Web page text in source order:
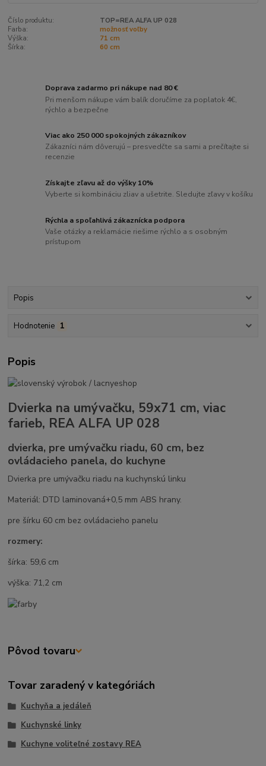
Číslo produktu:
TOP=REA ALFA UP 028
Farba:
možnosť voľby
Výška:
71 cm
Šírka:
60 cm
Doprava zadarmo pri nákupe nad 80 €
Pri menšom nákupe vám balík doručíme za poplatok 4€,
rýchlo a bezpečne
Viac ako 250 000 spokojných zákazníkov
Zákazníci nám dôverujú – presvedčte sa sami a prečítajte si
recenzie
Získajte zľavu až do výšky 10%
Vyberte si kombináciu zliav a ušetrite. Sledujte zľavy v košíku
Rýchla a spoľahlivá zákaznícka podpora
Vaše otázky a reklamácie riešime rýchlo a s osobným
prístupom
Popis
Hodnotenie 1
Popis
Dvierka na umývačku, 59x71 cm, viac
farieb, REA ALFA UP 028
dvierka, pre umývačku riadu, 60 cm, bez
ovládacieho panela, do kuchyne
Dvierka pre umývačku riadu na kuchynskú linku
Materiál: DTD laminovaná+0,5 mm ABS hrany.
pre šírku 60 cm bez ovládacieho panelu
rozmery:
šírka: 59,6 cm
výška: 71,2 cm
Pôvod tovaru
Tovar zaradený v kategóriách
Kuchyňa a jedáleň
Kuchynské linky
Kuchyne voliteľné zostavy REA